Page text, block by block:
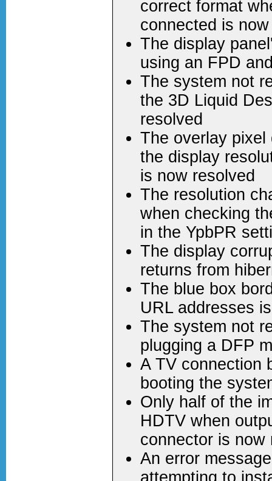
correct format
connected is
The display
using an FPD
The system not
the 3D Liquid
resolved
The overlay pixel
the display
is now resolved
The resolution
when checking
in the YpbPR
The display
returns from
The blue box
URL addresses
The system not
plugging a DFP
A TV connection
booting the
Only half of the
HDTV when
connector is now
An error